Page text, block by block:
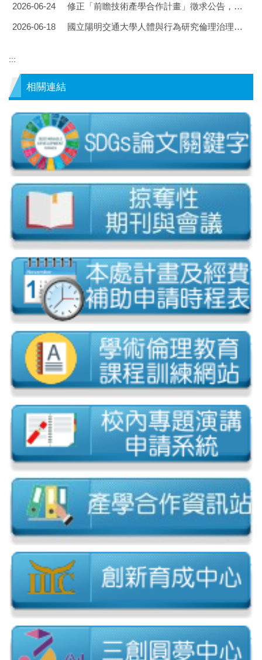
2026-06-24 修正「前瞻技術產學合作計畫」徵求公告，詳如說明，請查照.。
2026-06-18 國立陽明交通大學人體與行為研究倫理治理中心將於115年8月3日(星期一)舉辦「115年研究參與者保護倫理講習會(VI)」
:::
相關連結